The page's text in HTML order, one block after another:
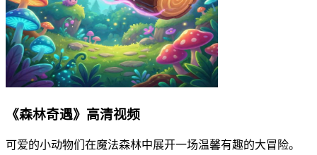
《森林奇遇》高清视频
可爱的小动物们在魔法森林中展开一场温馨有趣的大冒险。